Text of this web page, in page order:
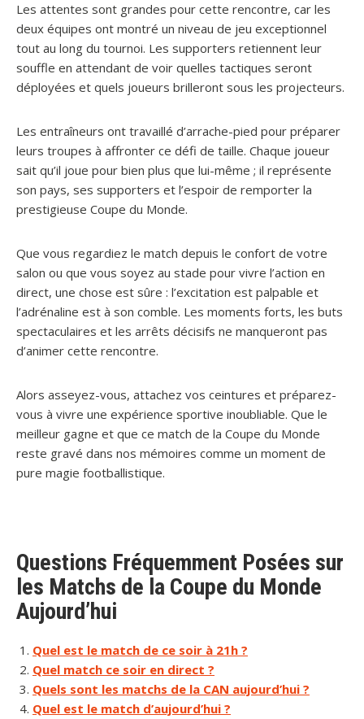
Les attentes sont grandes pour cette rencontre, car les
deux équipes ont montré un niveau de jeu exceptionnel
tout au long du tournoi. Les supporters retiennent leur
souffle en attendant de voir quelles tactiques seront
déployées et quels joueurs brilleront sous les projecteurs.
Les entraîneurs ont travaillé d’arrache-pied pour préparer
leurs troupes à affronter ce défi de taille. Chaque joueur
sait qu’il joue pour bien plus que lui-même ; il représente
son pays, ses supporters et l’espoir de remporter la
prestigieuse Coupe du Monde.
Que vous regardiez le match depuis le confort de votre
salon ou que vous soyez au stade pour vivre l’action en
direct, une chose est sûre : l’excitation est palpable et
l’adrénaline est à son comble. Les moments forts, les buts
spectaculaires et les arrêts décisifs ne manqueront pas
d’animer cette rencontre.
Alors asseyez-vous, attachez vos ceintures et préparez-
vous à vivre une expérience sportive inoubliable. Que le
meilleur gagne et que ce match de la Coupe du Monde
reste gravé dans nos mémoires comme un moment de
pure magie footballistique.
Questions Fréquemment Posées sur
les Matchs de la Coupe du Monde
Aujourd’hui
Quel est le match de ce soir à 21h ?
Quel match ce soir en direct ?
Quels sont les matchs de la CAN aujourd’hui ?
Quel est le match d’aujourd’hui ?